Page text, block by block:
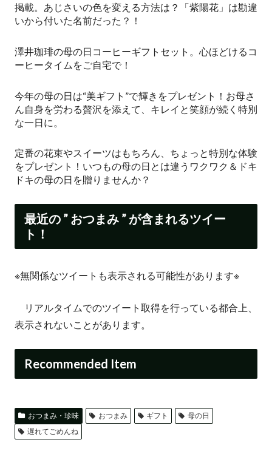
掲載。あじさいの色を変える方法は？「紫陽花」は勘違
いから付いた名前だった？！
澤井珈琲の母の日コーヒーギフトセット。心ほどけるコ
ーヒータイムをご自宅で！
今年の母の日は“美ギフト”で輝きをプレゼント！お母さ
ん自身を労わる贅沢を添えて、キレイと笑顔が続く特別
な一日に。
定番の花束やスイーツはもちろん、ちょっと特別な体験
をプレゼント！いつもの母の日とは違うワクワク＆ドキ
ドキの母の日を贈りませんか？
最近の ” おつまみ ” が含まれるツイー
ト！
※無関係なツイートも表示される可能性があります※
リアルタイムでのツイート取得を行っている都合上、
表示されないことがあります。
Recommended Item
おつまみ・珍味 おつまみ ギフト
母の日
遅れてごめんね